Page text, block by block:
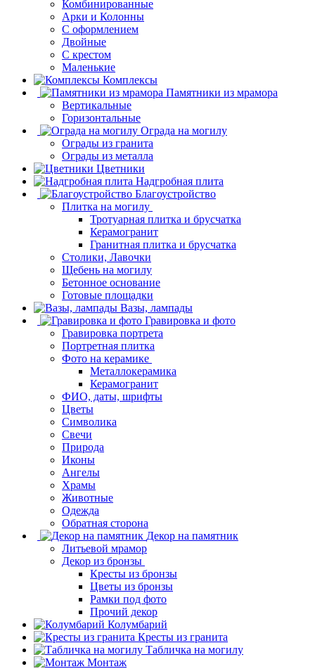
Комбинированные
Арки и Колонны
С оформлением
Двойные
С крестом
Маленькие
Комплексы
Памятники из мрамора
Вертикальные
Горизонтальные
Ограда на могилу
Ограды из гранита
Ограды из металла
Цветники
Надгробная плита
Благоустройство
Плитка на могилу
Тротуарная плитка и брусчатка
Керамогранит
Гранитная плитка и брусчатка
Столики, Лавочки
Щебень на могилу
Бетонное основание
Готовые площадки
Вазы, лампады
Гравировка и фото
Гравировка портрета
Портретная плитка
Фото на керамике
Металлокерамика
Керамогранит
ФИО, даты, шрифты
Цветы
Символика
Свечи
Природа
Иконы
Ангелы
Храмы
Животные
Одежда
Обратная сторона
Декор на памятник
Литьевой мрамор
Декор из бронзы
Кресты из бронзы
Цветы из бронзы
Рамки под фото
Прочий декор
Колумбарий
Кресты из гранита
Табличка на могилу
Монтаж